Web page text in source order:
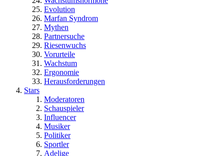
Evolution
Marfan Syndrom
Mythen
Partnersuche
Riesenwuchs
Vorurteile
Wachstum
Ergonomie
Herausforderungen
Stars
Moderatoren
Schauspieler
Influencer
Musiker
Politiker
Sportler
Adelige